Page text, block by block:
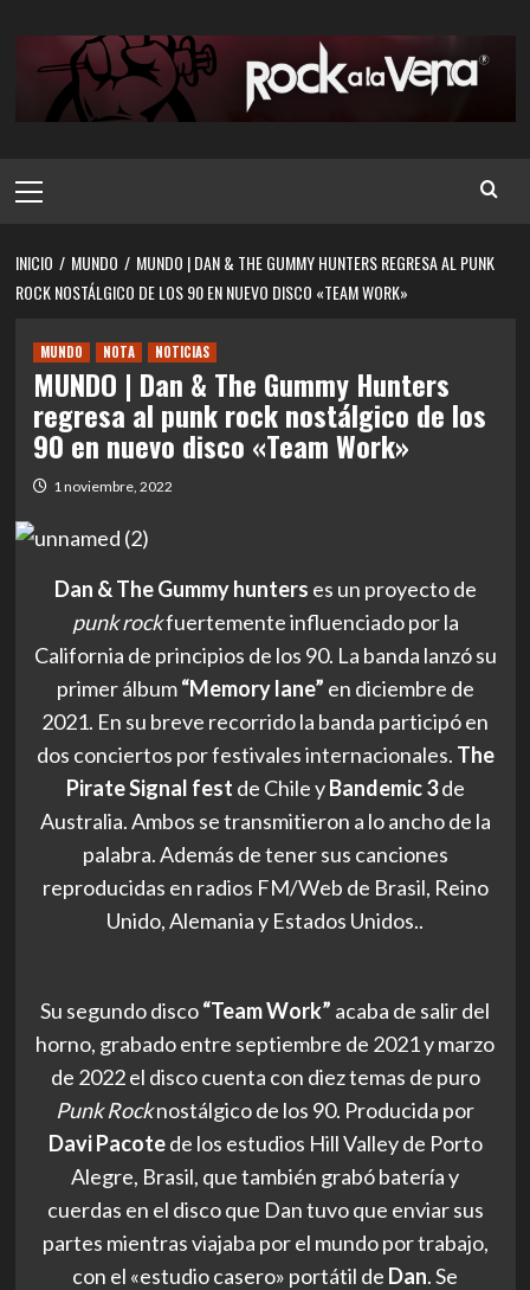
contenido
principal
INICIO MUNDO
MUNDO | DAN & THE GUMMY HUNTERS REGRESA AL PUNK
ROCK NOSTÁLGICO DE LOS 90 EN NUEVO DISCO «TEAM WORK»
MUNDO NOTA NOTICIAS
MUNDO | Dan & The Gummy Hunters
regresa al punk rock nostálgico de los
90 en nuevo disco «Team Work»
1 noviembre, 2022
Dan & The Gummy hunters es un proyecto de
punk rockfuertemente influenciado por la
California de principios de los 90. La banda lanzó su
primer álbum“Memory lane” en diciembre de
2021. En su breve recorrido la banda participó en
dos conciertos por festivales internacionales. The
Pirate Signal fest de Chile yBandemic 3de
Australia. Ambos se transmitieron a lo ancho de la
palabra. Además de tener sus canciones
reproducidas en radios FM/Web de Brasil, Reino
Unido, Alemania y Estados Unidos..
Su segundo disco“Team Work” acaba de salir del
horno, grabado entre septiembre de 2021 y marzo
de 2022 el disco cuenta con diez temas de puro
Punk Rocknostálgico de los 90. Producida por
Davi Pacotede los estudios Hill Valley de Porto
Alegre, Brasil, que también grabó batería y
cuerdas en el disco que Dan tuvo que enviar sus
partes mientras viajaba por el mundo por trabajo,
con el «estudio casero» portátil de Dan. Se